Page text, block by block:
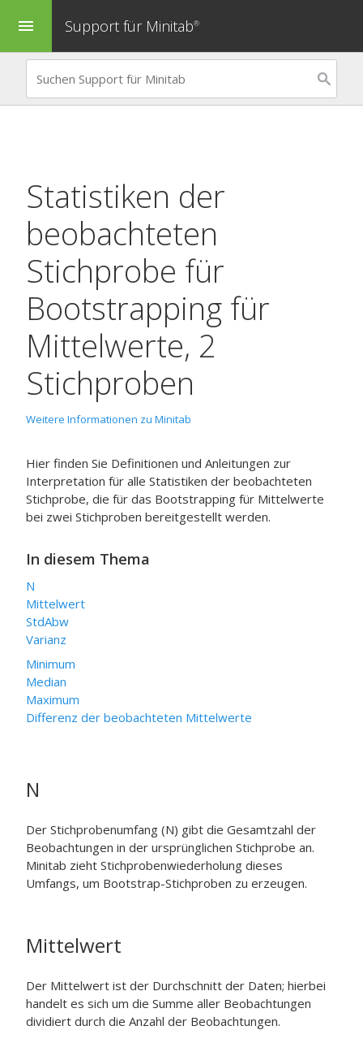
menu Support für Minitab®
Statistiken der
beobachteten
Stichprobe für
Bootstrapping für
Mittelwerte, 2
Stichproben
Weitere Informationen zu Minitab
Hier finden Sie Definitionen und Anleitungen zur
Interpretation für alle Statistiken der beobachteten
Stichprobe, die für das Bootstrapping für Mittelwerte
bei zwei Stichproben bereitgestellt werden.
In diesem Thema
N
Mittelwert
StdAbw
Varianz
Minimum
Median
Maximum
Differenz der beobachteten Mittelwerte
N
Der Stichprobenumfang (N) gibt die Gesamtzahl der
Beobachtungen in der ursprünglichen Stichprobe an.
Minitab zieht Stichprobenwiederholung dieses
Umfangs, um Bootstrap-Stichproben zu erzeugen.
Mittelwert
Der Mittelwert ist der Durchschnitt der Daten; hierbei
handelt es sich um die Summe aller Beobachtungen
dividiert durch die Anzahl der Beobachtungen.